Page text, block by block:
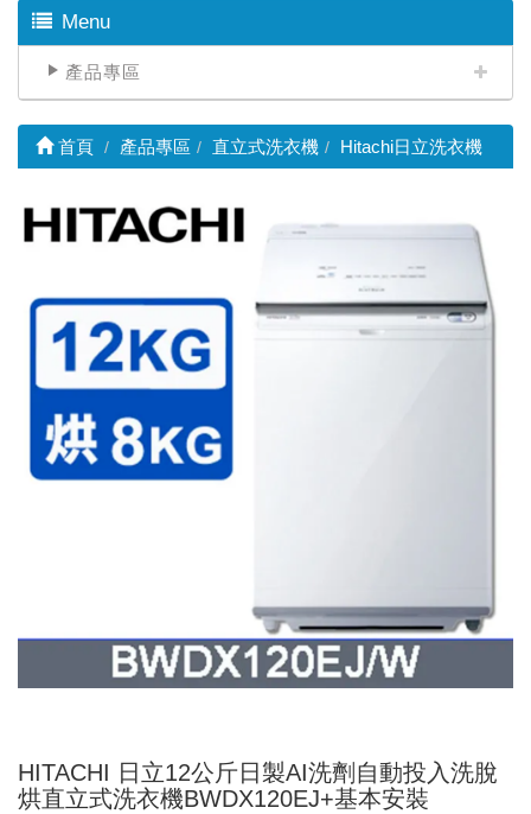
Menu
產品專區
首頁 產品專區 直立式洗衣機 Hitachi日立洗衣機
HITACHI 日立12公斤日製AI洗劑自動投入洗脫
烘直立式洗衣機BWDX120EJ+基本安裝